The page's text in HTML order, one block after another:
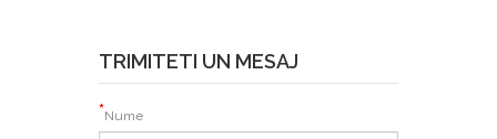
TRIMITETI UN MESAJ
*Nume